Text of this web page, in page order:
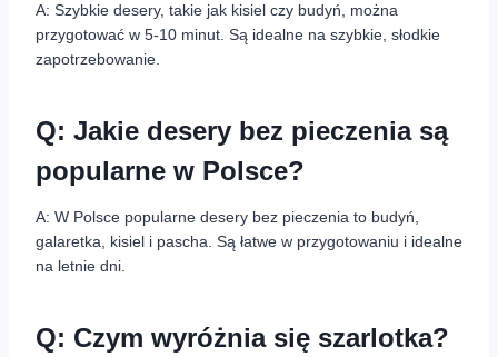
A: Szybkie desery, takie jak kisiel czy budyń, można
przygotować w 5-10 minut. Są idealne na szybkie, słodkie
zapotrzebowanie.
Q: Jakie desery bez pieczenia są
popularne w Polsce?
A: W Polsce popularne desery bez pieczenia to budyń,
galaretka, kisiel i pascha. Są łatwe w przygotowaniu i idealne
na letnie dni.
Q: Czym wyróżnia się szarlotka?